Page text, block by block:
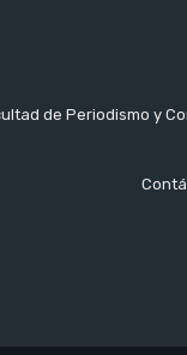
de Periodismo y